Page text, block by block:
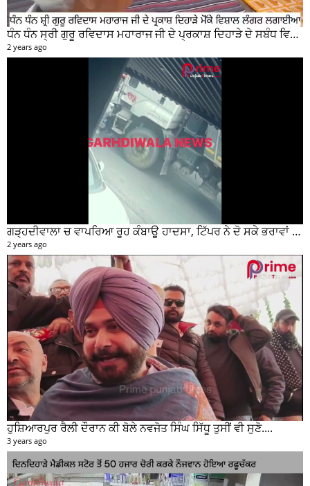
ਧੰਨ ਧੰਨ ਸ੍ਰੀ ਗੁਰੂ ਰਵਿਦਾਸ ਮਹਾਰਾਜ ਜੀ ਦੇ ਪ੍ਰਕਾਸ਼ ਦਿਹਾੜੇ ਦੇ ਸਬੰਧ ਵਿਚ ਮੇਨ ਰੋੜ ਵਿਖੇ ਲਾਗਾਇਆ ਵਿਸ਼ਾਲ ਲੰਗਰ
2 years ago
ਗੜ੍ਹਦੀਵਾਲਾ ਚ ਵਾਪਰਿਆ ਰੂਹ ਕੰਬਾਊ ਹਾਦਸਾ, ਟਿੱਪਰ ਨੇ ਦੋ ਸਕੇ ਭਰਾਵਾਂ ਨੂੰ ਕੁਚਲਿਆ, ਸੀਸੀਟੀਵੀ ਫੁਟੇਜ ਵੀ ਆਈ ਸਾਹਮਣੇ
2 years ago
ਹੁਸ਼ਿਆਰਪੁਰ ਰੈਲੀ ਦੌਰਾਨ ਕੀ ਬੋਲੇ ਨਵਜੋਤ ਸਿੰਘ ਸਿੱਧੂ ਤੁਸੀਂ ਵੀ ਸੁਣੋ....
3 years ago